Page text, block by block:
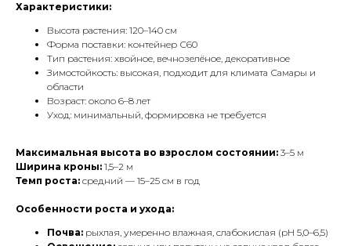
Характеристики:
Высота растения: 120–140 см
Форма поставки: контейнер С60
Тип растения: хвойное, вечнозелёное, декоративное
Зимостойкость: высокая, подходит для климата Самары и
области
Возраст: около 6–8 лет
Уход: минимальный, формировка не требуется
Максимальная высота во взрослом состоянии: 3–5 м
Ширина кроны: 1,5–2 м
Темп роста: средний — 15–25 см в год
Особенности роста и ухода:
Почва: рыхлая, умеренно влажная, слабокислая (pH 5,0–6,5)